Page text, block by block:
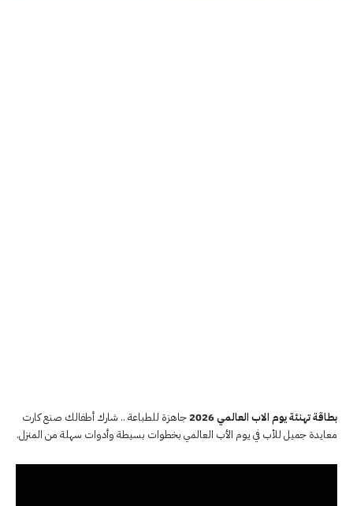
بطاقة تهنئة يوم الاب العالمي 2026
جاهزة للطباعة .. شارك أطفالك صنع كارت
معايدة جميل للأب في يوم الأب العالمي بخطوات بسيطة وأدوات سهلة من المنزل.